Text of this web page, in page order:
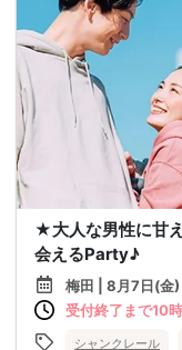
★大人な男性に甘
会えるParty♪
梅田 | 8月7日(金)
受付終了まで10
シャンクレール